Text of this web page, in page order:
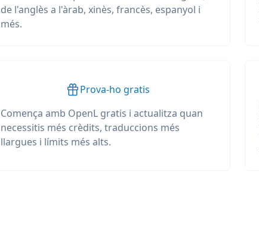
de l'anglès a l'àrab, xinès, francès, espanyol i
més.
Prova-ho gratis
Comença amb OpenL gratis i actualitza quan
necessitis més crèdits, traduccions més
llargues i límits més alts.